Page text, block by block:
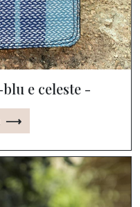
e celeste -
⟶